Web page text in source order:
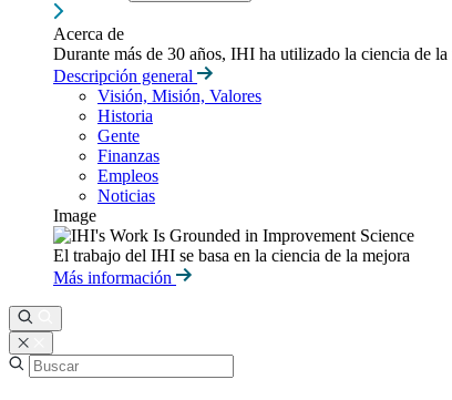
Acerca de
Durante más de 30 años, IHI ha utilizado la ciencia de
Descripción general
Visión, Misión, Valores
Historia
Gente
Finanzas
Empleos
Noticias
Image
El trabajo del IHI se basa en la ciencia de la mejora
Más información